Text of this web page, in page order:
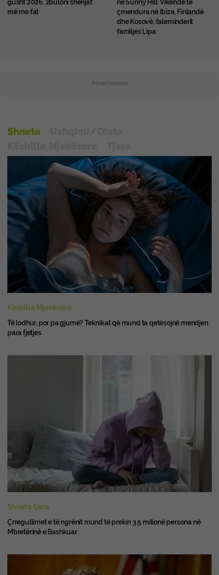
gusht 2026, zbuloni shenjat
më me fat
në Sunny Hill: Vikende të
çmendura në Ibiza, Finlandë
dhe Kosovë, faleminderit
familjes Lipa
Advertisement
Shneta
Keshilla Mjekësore
Të lodhur, por pa gjumë? Teknikat që mund ta qetësojnë mendjen
para fjetjes
Shneta tjera
Çrregullimet e të ngrënit mund të prekin 3.5 milionë persona në
Mbretërinë e Bashkuar